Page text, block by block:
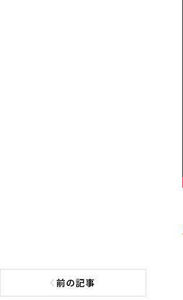
前の記事
前の記事へ